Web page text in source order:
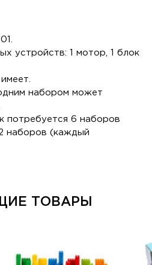
устройств: 1 мотор, 1 блок
набором может
потребуется 6 наборов
наборов (каждый
ТОВАРЫ